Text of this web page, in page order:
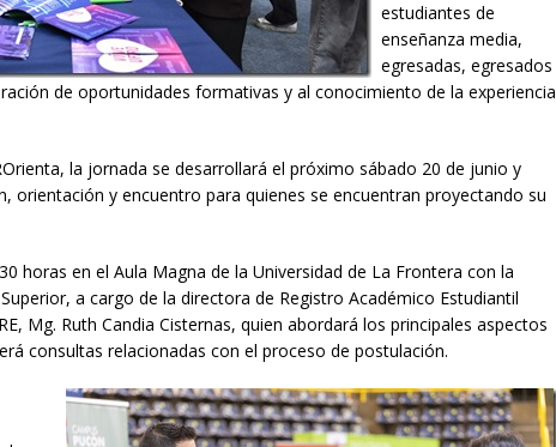
estudiantes de
enseñanza media,
egresadas, egresados
de oportunidades formativas y al conocimiento de la experiencia
la jornada se desarrollará el próximo sábado 20 de junio y
orientación y encuentro para quienes se encuentran proyectando su
horas en el Aula Magna de la Universidad de La Frontera con la
a cargo de la directora de Registro Académico Estudiantil
Mg. Ruth Candia Cisternas, quien abordará los principales aspectos
consultas relacionadas con el proceso de postulación.